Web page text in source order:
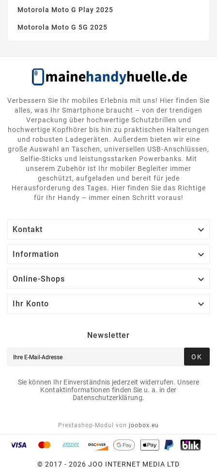
Motorola Moto G Play 2025
Motorola Moto G 5G 2025
Verbessern Sie Ihr mobiles Erlebnis mit uns! Hier finden Sie
alles, was Ihr Smartphone braucht – von der trendigen
Verpackung über hochwertige Schutzbrillen und
hochwertige Kopfhörer bis hin zu praktischen Halterungen
und robusten Ladegeräten. Außerdem bieten wir eine
große Auswahl an Taschen, universellen USB-Anschlüssen,
Selfie-Sticks und leistungsstarken Powerbanks. Mit
unserem Zubehör ist Ihr mobiler Begleiter immer
geschützt, aufgeladen und bereit für jede
Herausforderung des Tages. Hier finden Sie das Richtige
für Ihr Handy – immer einen Schritt voraus!
Kontakt 
Information 
Online-Shops 
Ihr Konto 
Newsletter
OK
Sie können Ihr Einverständnis jederzeit widerrufen. Unsere
Kontaktinformationen finden Sie u. a. in der
Datenschutzerklärung.
Prestashop-Modul von joobox.eu
© 2017 - 2026 JOO INTERNET MEDIA LTD